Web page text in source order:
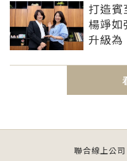
打造賓
楊竫
升級為
聯合線上公